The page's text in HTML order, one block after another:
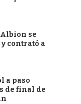
Albion se
contrató a
a paso
de final de